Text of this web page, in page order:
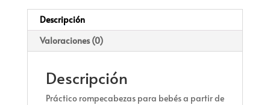
Descripción
Valoraciones (0)
Descripción
Práctico rompecabezas para bebés a partir de